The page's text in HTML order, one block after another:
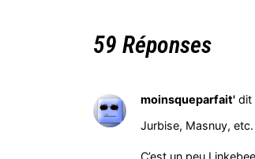
59 Réponses
moinsqueparfait' dit
Jurbise, Masnuy, etc.
C’est un peu